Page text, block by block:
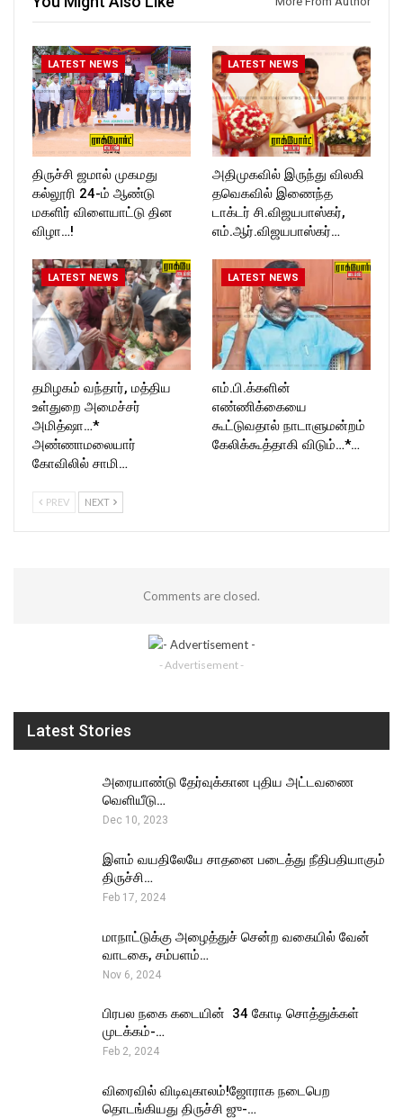
T_TIMESC
LATEST NEWS
திருச்சி ஜமால் முகமது
கல்லூரி 24-ம் ஆண்டு
மகளிர் விளையாட்டு தின
விழா…!
LATEST NEWS
அதிமுகவில் இருந்து விலகி
தவெகவில் இணைந்த
டாக்டர் சி.விஜயபாஸ்கர்,
எம்.ஆர்.விஜயபாஸ்கர்…
LATEST NEWS
தமிழகம் வந்தார், மத்திய
உள்துறை அமைச்சர்
அமித்ஷா…*
அண்ணாமலையார்
கோவிலில் சாமி…
LATEST NEWS
எம்.பி.க்களின்
எண்ணிக்கையை
கூட்டுவதால் நாடாளுமன்றம்
கேலிக்கூத்தாகி விடும்…*…
PREV NEXT
Comments are closed.
- Advertisement -
Latest Stories
அரையாண்டு தேர்வுக்கான புதிய அட்டவணை
வெளியீடு…
Dec 10, 2023
இளம் வயதிலேயே சாதனை படைத்து நீதிபதியாகும்
திருச்சி…
Feb 17, 2024
மாநாட்டுக்கு அழைத்துச் சென்ற வகையில் வேன்
வாடகை, சம்பளம்…
Nov 6, 2024
பிரபல நகை கடையின் ₹ 34 கோடி சொத்துக்கள்
முடக்கம்-…
Feb 2, 2024
விரைவில் விடிவுகாலம்!ஜோராக நடைபெற
தொடங்கியது திருச்சி ஜு-…